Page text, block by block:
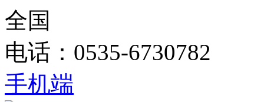
全国
电话：0535-6730782
手机端